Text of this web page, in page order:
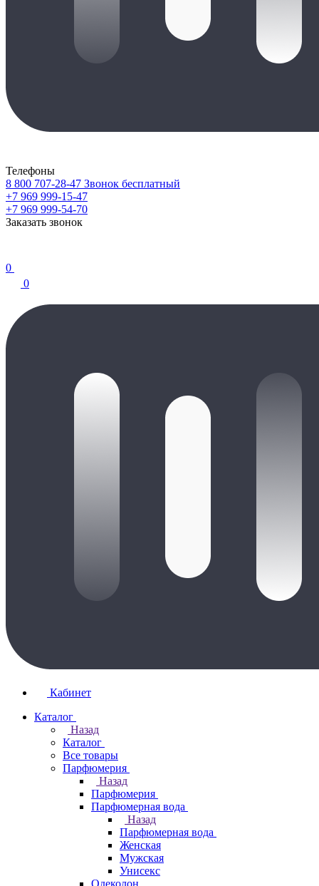
Телефоны
8 800 707-28-47 Звонок бесплатный
+7 969 999-15-47
+7 969 999-54-70
Заказать звонок
0
0
Кабинет
Каталог
Назад
Каталог
Все товары
Парфюмерия
Назад
Парфюмерия
Парфюмерная вода
Назад
Парфюмерная вода
Женская
Мужская
Унисекс
Одеколон